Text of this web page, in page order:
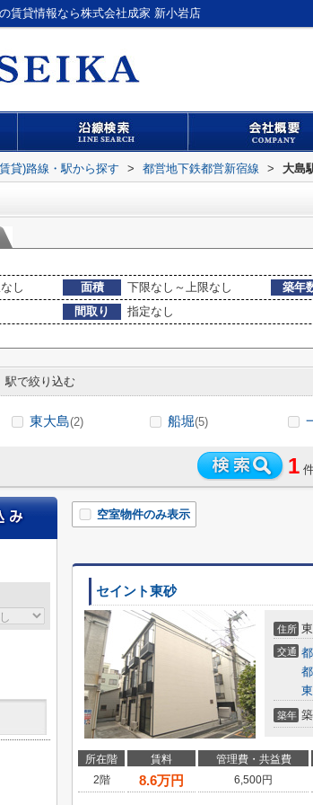
賃貸情報なら株式会社成家 新小岩店
貸)路線・駅から探す > 都営地下鉄都営新宿線 > 大島
し 面積 下限なし～上限なし 築年
間取り
指定なし
駅で絞り込む
東大島(2) 船堀(5)
1
空室物件のみ表示
セイント東砂
住所
交通
築年
所在階 賃料 管理費・共益費
2階
8.6万円 6,500円